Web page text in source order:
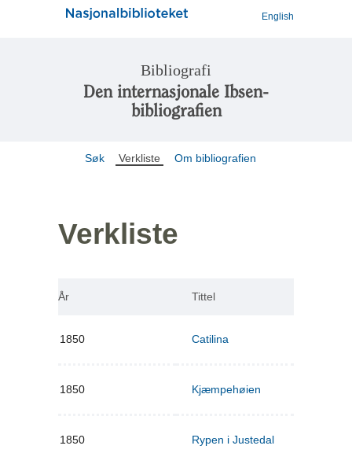
English
Bibliografi
Den internasjonale Ibsen-
bibliografien
Søk Verkliste Om bibliografien
Verkliste
År Tittel
1850 Catilina
1850 Kjæmpehøien
1850 Rypen i Justedal